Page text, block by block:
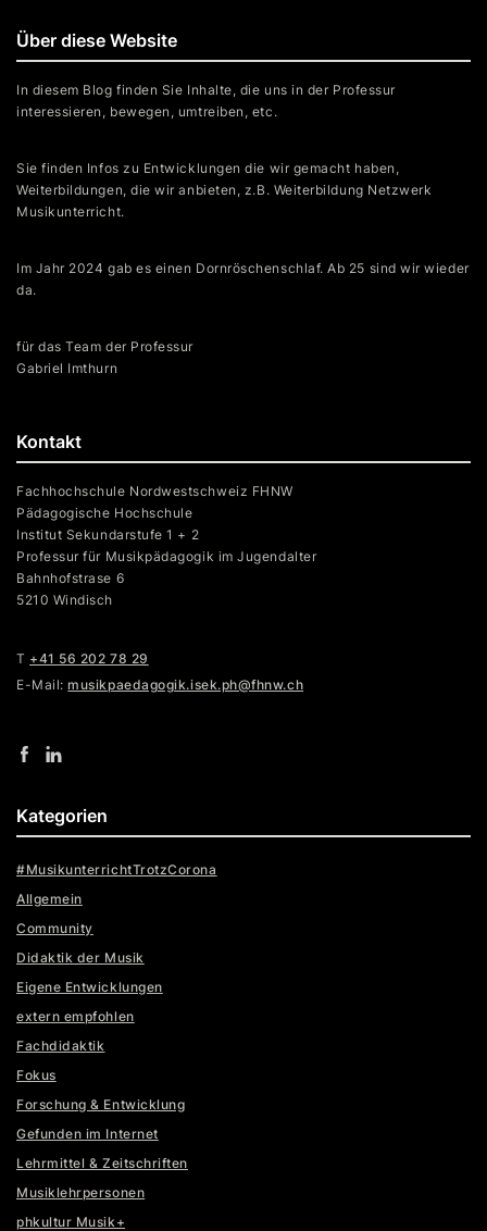
Kontakt
Fachhochschule Nordwestschweiz FHNW
Pädagogische Hochschule
Institut Sekundarstufe 1 + 2
Professur für Musikpädagogik im Jugendalter
Bahnhofstrase 6
5210 Windisch
T +41 56 202 78 29
E-Mail:musikpaedagogik.isek.ph@fhnw.ch
Über diese Website
In diesem Blog finden Sie Inhalte, die uns in der Professur
interessieren, bewegen, umtreiben, etc.
Sie finden Infos zu Entwicklungen die wir gemacht haben,
Weiterbildungen, die wir anbieten, z.B. Weiterbildung Netzwerk
Musikunterricht.
Im Jahr 2024 gab es einen Dornröschenschlaf. Ab 25 sind wir wieder
da.
für das Team der Professur
Gabriel Imthurn
Kategorien
#MusikunterrichtTrotzCorona
Allgemein
Community
Didaktik der Musik
Eigene Entwicklungen
extern empfohlen
Fachdidaktik
Fokus
Forschung & Entwicklung
Gefunden im Internet
Lehrmittel & Zeitschriften
Musiklehrpersonen
phkultur Musik+